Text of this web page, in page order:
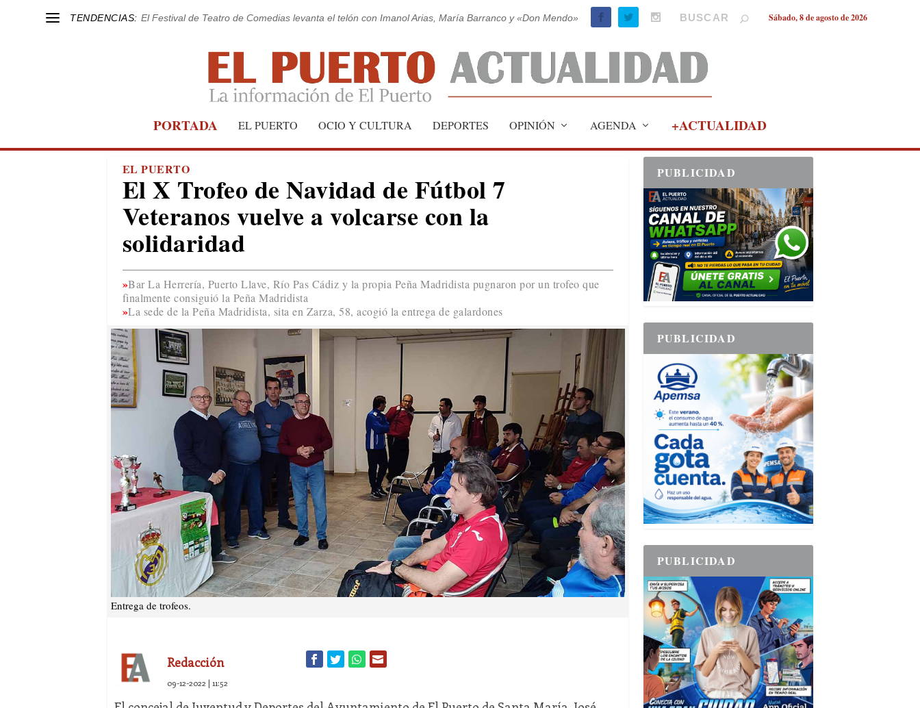
TENDENCIAS: El Festival de Teatro de Comedias levanta el telón con Imanol Arias, María Barranco y «Don Mendo» Sábado, 8 de agosto de 2026
PORTADA EL PUERTO OCIO Y CULTURA DEPORTES OPINIÓN AGENDA +ACTUALIDAD
EL PUERTO
El X Trofeo de Navidad de Fútbol 7
Veteranos vuelve a volcarse con la
solidaridad
Bar La Herrería, Puerto Llave, Río Pas Cádiz y la propia Peña Madridista pugnaron por un trofeo que
finalmente consiguió la Peña Madridista
La sede de la Peña Madridista, sita en Zarza, 58, acogió la entrega de galardones
Entrega de trofeos.
Redacción
09-12-2022 | 11:52
PUBLICIDAD
PUBLICIDAD
PUBLICIDAD